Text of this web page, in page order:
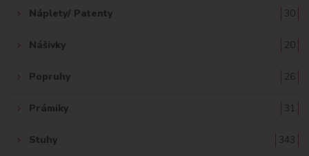
Náplety/ Patenty 30
Nášivky 20
Popruhy 26
Prámiky 31
Stuhy 343